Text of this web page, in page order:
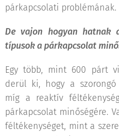
párkapcsolati problémának.
De vajon hogyan hatnak
típusok a párkapcsolat
Egy több, mint 600 párt
derül ki, hogy a szorongó
míg a reaktív
párkapcsolat minőségére.
féltékenységet, mint a